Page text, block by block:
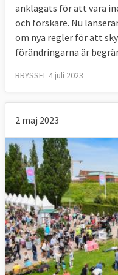
anklagats för att vara
och forskare. Nu
om nya regler för att
förändringarna är
BRYSSEL 4 juli 2023
2 maj 2023